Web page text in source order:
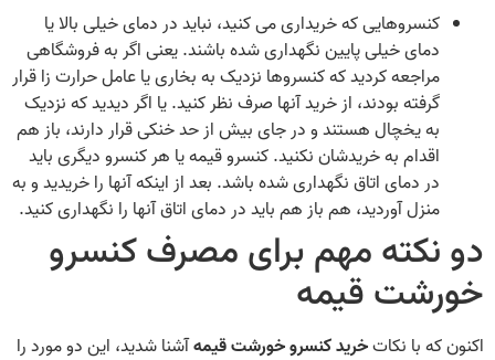
کنسروهایی که خریداری می‌ کنید، نباید در دمای خیلی بالا یا
دمای خیلی پایین نگهداری شده باشند. یعنی اگر به فروشگاهی
مراجعه کردید که کنسروها نزدیک به بخاری یا عامل حرارت زا قرار
گرفته بودند، از خرید آنها صرف نظر کنید. یا اگر دیدید که نزدیک
به یخچال هستند و در جای بیش از حد خنکی قرار دارند، باز هم
اقدام به خریدشان نکنید. کنسرو قیمه یا هر کنسرو دیگری باید
در دمای اتاق نگهداری شده باشد. بعد از اینکه آنها را خریدید و به
منزل آوردید، هم باز هم باید در دمای اتاق آنها را نگهداری کنید.
دو نکته مهم برای مصرف کنسرو
خورشت قیمه
اکنون که با نکاتخرید کنسرو خورشت قیمهآشنا شدید، این دو مورد را